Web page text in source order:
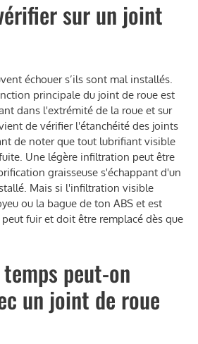
sur un joint
échouer s’ils sont mal installés.
principale du joint de roue est
dans l'extrémité de la roue et sur
de vérifier l'étanchéité des joints
de noter que tout lubrifiant visible
Une légère infiltration peut être
graisseuse s'échappant d'un
Mais si l'infiltration visible
ou la bague de ton ABS et est
fuir et doit être remplacé dès que
peut-on
un joint de roue